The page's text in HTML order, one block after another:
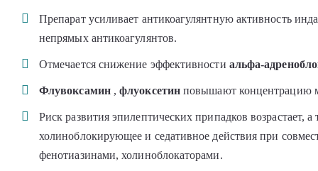
Препарат усиливает антикоагулянтную активность
непрямых антикоагулянтов.
Отмечается снижение эффективности альфа-
Флувоксамин ,флуоксетинповышают концентрацию
Риск развития эпилептических припадков возрастает,
холиноблокирующее и седативное действия при
фенотиазинами, холиноблокаторами.